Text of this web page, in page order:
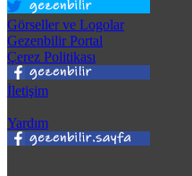
Görseller ve Logolar
Gezenbilir Portal
Çerez Politikası
İletişim
Yardım